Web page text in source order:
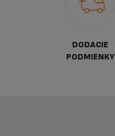
DODACIE
PODMIENKY